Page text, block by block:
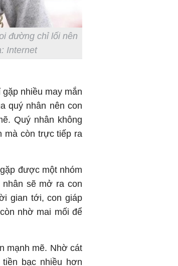
đường chỉ lối nên
Internet
nhiều may mắn
quý nhân nên con
Quý nhân không
mà còn trực tiếp ra
được một nhóm
sẽ mở ra con
gian tới, con giáp
nhờ mai mối để
mạnh mẽ. Nhờ cát
bạc nhiều hơn